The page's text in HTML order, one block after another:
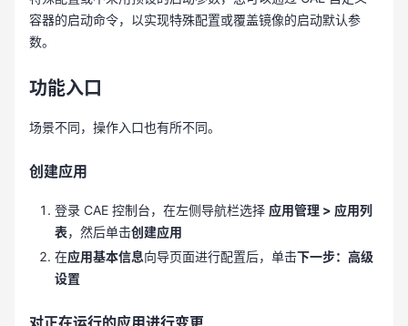
容器的启动命令，以实现特殊配置或覆盖镜像的启动默认参
数。
功能入口
场景不同，操作入口也有所不同。
创建应用
登录 CAE 控制台，在左侧导航栏选择 应用管理 > 应用列
表，然后单击创建应用
在应用基本信息向导页面进行配置后，单击下一步：高级
设置
对正在运行的应用进行变更